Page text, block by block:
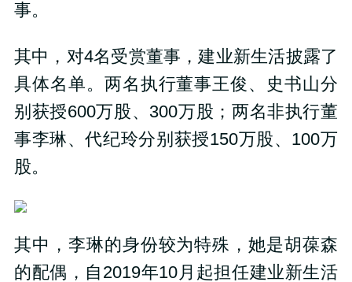
事。
其中，对4名受赏董事，建业新生活披露了
具体名单。两名执行董事王俊、史书山分
别获授600万股、300万股；两名非执行董
事李琳、代纪玲分别获授150万股、100万
股。
其中，李琳的身份较为特殊，她是胡葆森
的配偶，自2019年10月起担任建业新生活